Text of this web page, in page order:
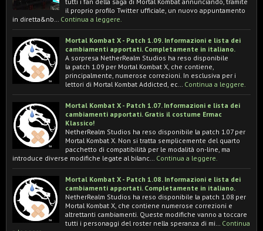
il proprio profilo Twitter ufficiale, un nuovo appuntamento
in diretta&nb… Continua a leggere.
Mortal Kombat X - Patch 1.09. Informazioni e lista dei
cambiamenti apportati. Completamente in italiano.
A sorpresa NetherRealm Studios ha reso disponibile
la patch 1.09 per Mortal Kombat X, che contiene,
principalmente, numerose correzioni. In esclusiva per i
lettori di Mortal Kombat Addicted, ec… Continua a leggere.
Mortal Kombat X - Patch 1.07. Informazioni e lista dei
cambiamenti apportati. Gratis il costume Ermac
Klassico!
NetherRealm Studios ha reso disponibile la patch 1.07 per
Mortal Kombat X. Non si tratta semplicemente del quarto
pacchetto di compatibilità per le modalità on-line, ma
introduce diverse modifiche legate al bilanc… Continua a leggere.
Mortal Kombat X - Patch 1.08. Informazioni e lista dei
cambiamenti apportati. Completamente in italiano.
NetherRealm Studios ha reso disponibile la patch 1.08 per
Mortal Kombat X, che contiene numerose correzioni e
altrettanti cambiamenti. Queste modifiche vanno a toccare
tutti i personaggi del roster nella speranza di mi… Continua